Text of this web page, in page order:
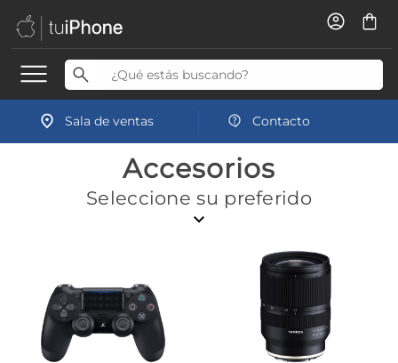
Sala de ventas Contacto
Accesorios
Seleccione su preferido